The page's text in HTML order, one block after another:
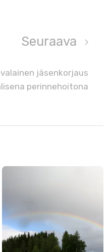
Seuraava
jäsenkorjaus
perinnehoitona